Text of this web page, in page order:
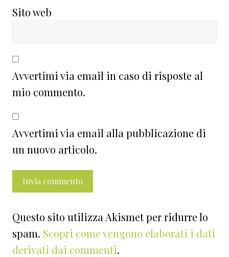
Sito web
Avvertimi via email in caso di risposte al
mio commento.
Avvertimi via email alla pubblicazione di
un nuovo articolo.
Questo sito utilizza Akismet per ridurre lo
spam. Scopri come vengono elaborati i dati
derivati dai commenti.